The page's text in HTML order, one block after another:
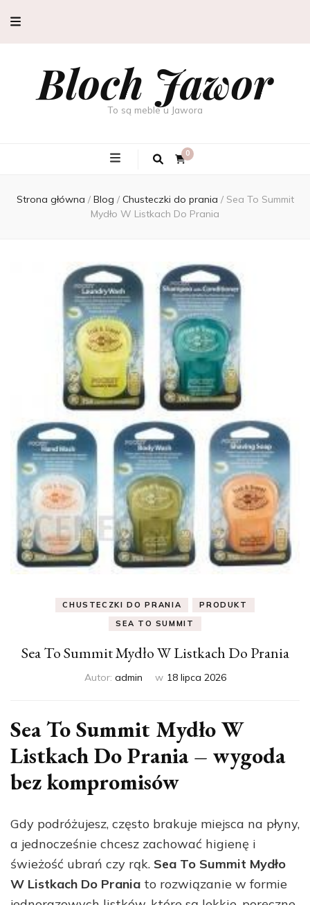
Bloch Jawor
To są meble u Jawora
0
Strona główna / Blog / Chusteczki do prania / Sea To Summit
Mydło W Listkach Do Prania
CHUSTECZKI DO PRANIA
PRODUKT
SEA TO SUMMIT
Sea To Summit Mydło W Listkach Do Prania
Autor: admin w 18 lipca 2026
Sea To Summit Mydło W
Listkach Do Prania – wygoda
bez kompromisów
Gdy podróżujesz, często brakuje miejsca na płyny,
a jednocześnie chcesz zachować higienę i
świeżość ubrań czy rąk. Sea To Summit Mydło
W Listkach Do Prania to rozwiązanie w formie